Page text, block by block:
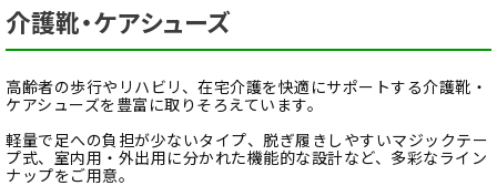
介護靴・ケアシューズ
高齢者の歩行やリハビリ、在宅介護を快適にサポートする介護靴・
ケアシューズを豊富に取りそろえています。
軽量で足への負担が少ないタイプ、脱ぎ履きしやすいマジックテー
プ式、室内用・外出用に分かれた機能的な設計など、多彩なライン
ナップをご用意。